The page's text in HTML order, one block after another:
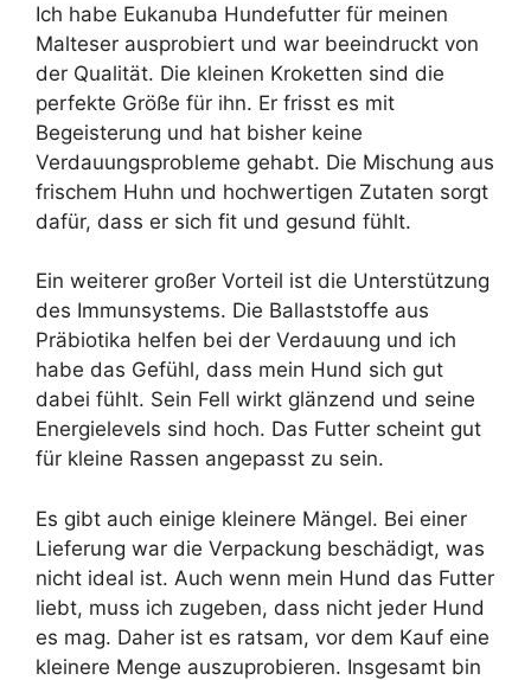
Ich habe Eukanuba Hundefutter für meinen
Malteser ausprobiert und war beeindruckt von
der Qualität. Die kleinen Kroketten sind die
perfekte Größe für ihn. Er frisst es mit
Begeisterung und hat bisher keine
Verdauungsprobleme gehabt. Die Mischung aus
frischem Huhn und hochwertigen Zutaten sorgt
dafür, dass er sich fit und gesund fühlt.
Ein weiterer großer Vorteil ist die Unterstützung
des Immunsystems. Die Ballaststoffe aus
Präbiotika helfen bei der Verdauung und ich
habe das Gefühl, dass mein Hund sich gut
dabei fühlt. Sein Fell wirkt glänzend und seine
Energielevels sind hoch. Das Futter scheint gut
für kleine Rassen angepasst zu sein.
Es gibt auch einige kleinere Mängel. Bei einer
Lieferung war die Verpackung beschädigt, was
nicht ideal ist. Auch wenn mein Hund das Futter
liebt, muss ich zugeben, dass nicht jeder Hund
es mag. Daher ist es ratsam, vor dem Kauf eine
kleinere Menge auszuprobieren. Insgesamt bin